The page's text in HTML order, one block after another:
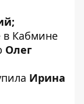
в Кабмине
Олег
Ирина